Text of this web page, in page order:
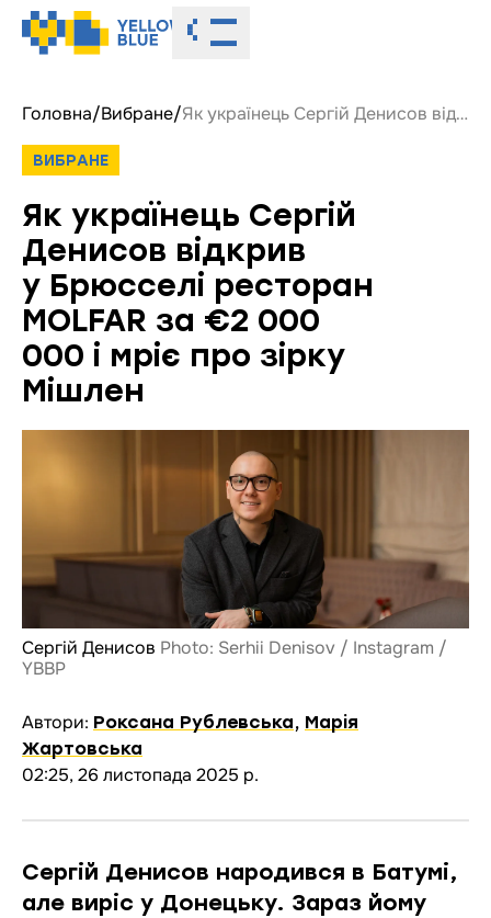
Toggle menu
Головна/Вибране/ Як українець Сергій Денисов відкрив у Брюсселі ресторан MOLFAR за €2 000 000 і мріє про зірку Мішлен
ВИБРАНЕ
Як українець Сергій
Денисов відкрив
у Брюсселі ресторан
MOLFAR за €2 000
000 і мріє про зірку
Мішлен
Сергій Денисов Photo: Serhii Denisov / Instagram /
YBBP
Автори: Роксана Рублевська, Марія
Жартовська
02:25, 26 листопада 2025 р.
Сергій Денисов народився в Батумі,
але виріс у Донецьку. Зараз йому